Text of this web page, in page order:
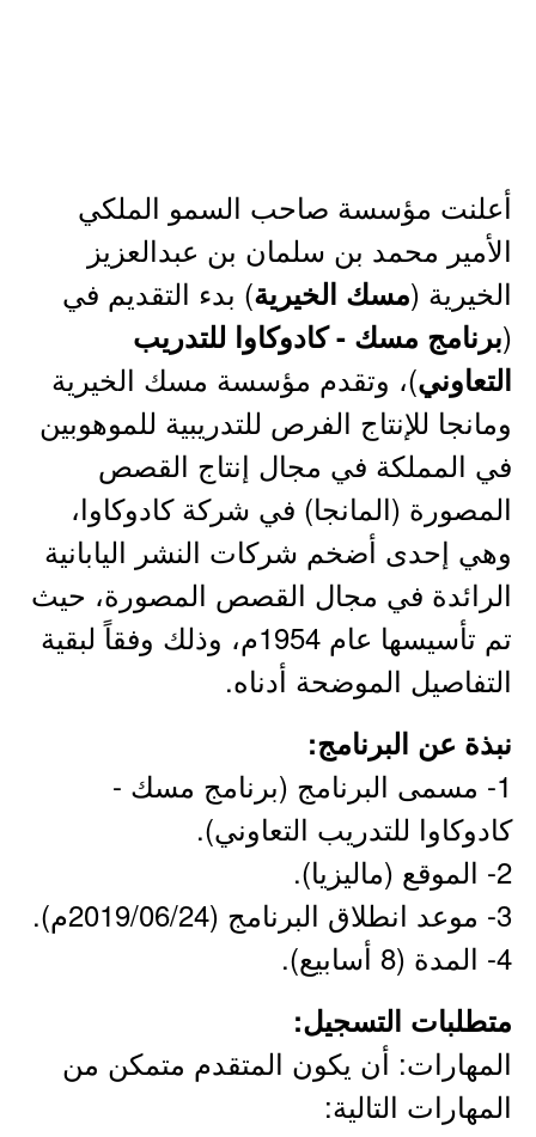
أعلنت مؤسسة صاحب السمو الملكي
الأمير محمد بن سلمان بن عبدالعزيز
الخيرية (مسك الخيرية) بدء التقديم في
(برنامج مسك - كادوكاوا للتدريب
التعاوني)، وتقدم مؤسسة مسك الخيرية
ومانجا للإنتاج الفرص للتدريبية للموهوبين
في المملكة في مجال إنتاج القصص
المصورة (المانجا) في شركة كادوكاوا،
وهي إحدى أضخم شركات النشر اليابانية
الرائدة في مجال القصص المصورة، حيث
تم تأسيسها عام 1954م، وذلك وفقاً لبقية
التفاصيل الموضحة أدناه.
نبذة عن البرنامج:
1- مسمى البرنامج (برنامج مسك -
كادوكاوا للتدريب التعاوني).
2- الموقع (ماليزيا).
3- موعد انطلاق البرنامج (2019/06/24م).
4- المدة (8 أسابيع).
متطلبات التسجيل:
المهارات: أن يكون المتقدم متمكن من
المهارات التالية: